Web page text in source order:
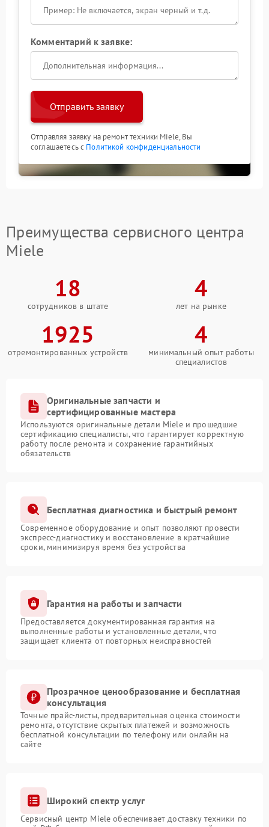
Комментарий к заявке:
Отправить заявку
Отправляя заявку на ремонт техники Miele, Вы
соглашаетесь с Политикой конфиденциальности
Преимущества сервисного центра
Miele
18
сотрудников в штате
4
лет на рынке
1925
отремонтированных устройств
4
минимальный опыт работы
специалистов
Оригинальные запчасти и
сертифицированные мастера
Используются оригинальные детали Miele и прошедшие
сертификацию специалисты, что гарантирует корректную
работу после ремонта и сохранение гарантийных
обязательств
Бесплатная диагностика и быстрый ремонт
Современное оборудование и опыт позволяют провести
экспресс-диагностику и восстановление в кратчайшие
сроки, минимизируя время без устройства
Гарантия на работы и запчасти
Предоставляется документированная гарантия на
выполненные работы и установленные детали, что
защищает клиента от повторных неисправностей
Прозрачное ценообразование и бесплатная
консультация
Точные прайс-листы, предварительная оценка стоимости
ремонта, отсутствие скрытых платежей и возможность
бесплатной консультации по телефону или онлайн на
сайте
Широкий спектр услуг
Сервисный центр Miele обеспечивает доставку техники по